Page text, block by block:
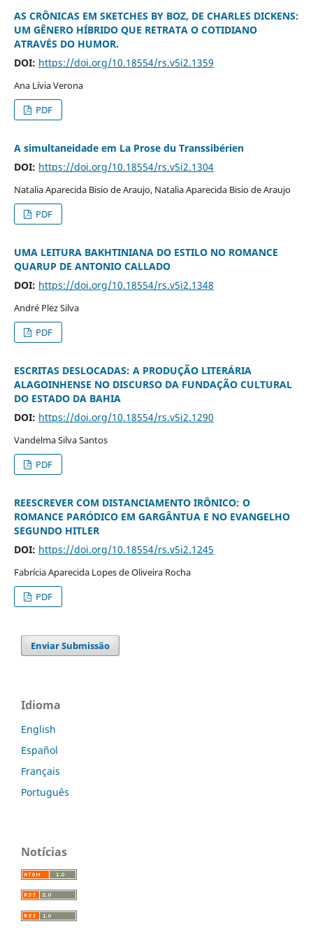
AS CRÔNICAS EM SKETCHES BY BOZ, DE CHARLES DICKENS:
UM GÊNERO HÍBRIDO QUE RETRATA O COTIDIANO
ATRAVÉS DO HUMOR.
DOI: https://doi.org/10.18554/rs.v5i2.1359
Ana Lívia Verona
PDF
A simultaneidade em La Prose du Transsibérien
DOI: https://doi.org/10.18554/rs.v5i2.1304
Natalia Aparecida Bisio de Araujo, Natalia Aparecida Bisio de Araujo
PDF
UMA LEITURA BAKHTINIANA DO ESTILO NO ROMANCE
QUARUP DE ANTONIO CALLADO
DOI: https://doi.org/10.18554/rs.v5i2.1348
André Plez Silva
PDF
ESCRITAS DESLOCADAS: A PRODUÇÃO LITERÁRIA
ALAGOINHENSE NO DISCURSO DA FUNDAÇÃO CULTURAL
DO ESTADO DA BAHIA
DOI: https://doi.org/10.18554/rs.v5i2.1290
Vandelma Silva Santos
PDF
REESCREVER COM DISTANCIAMENTO IRÔNICO: O
ROMANCE PARÓDICO EM GARGÂNTUA E NO EVANGELHO
SEGUNDO HITLER
DOI: https://doi.org/10.18554/rs.v5i2.1245
Fabrícia Aparecida Lopes de Oliveira Rocha
PDF
Enviar Submissão
Idioma
English
Español
Français
Português
Notícias